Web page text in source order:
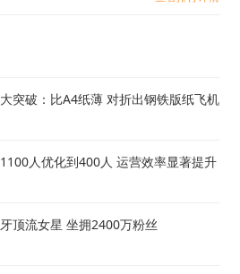
突破：比A4纸薄 对折出钢铁版纸飞机
人优化到400人 运营效率显著提升
顶流女星 坐拥2400万粉丝